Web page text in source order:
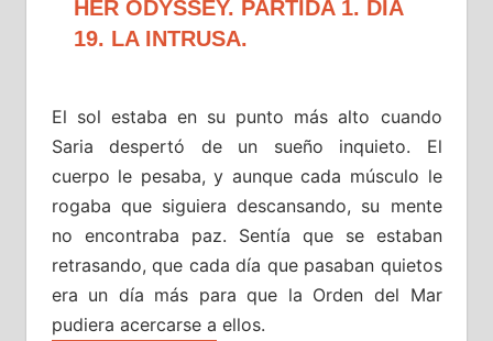
HER ODYSSEY. PARTIDA 1. DÍA
19. LA INTRUSA.
El sol estaba en su punto más alto cuando
Saria despertó de un sueño inquieto. El
cuerpo le pesaba, y aunque cada músculo le
rogaba que siguiera descansando, su mente
no encontraba paz. Sentía que se estaban
retrasando, que cada día que pasaban quietos
era un día más para que la Orden del Mar
pudiera acercarse a ellos.